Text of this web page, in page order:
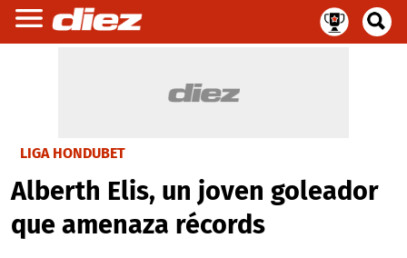
LIGA HONDUBET
Alberth Elis, un joven goleador
que amenaza récords